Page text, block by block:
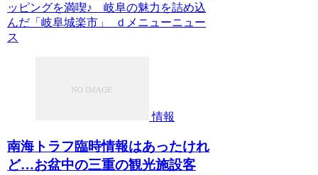
ッピングを満喫♪ 岐阜の魅力を詰め込
んだ「岐阜城楽市」 ｄメニューニュー
ス
情報
南海トラフ臨時情報はあったけれ
ど…お盆中の三重の観光施設客